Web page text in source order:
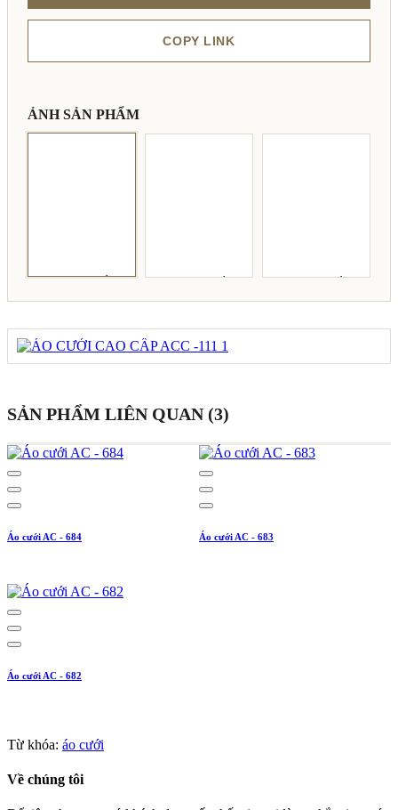
COPY LINK
ẢNH SẢN PHẨM
SẢN PHẨM LIÊN QUAN (3)
Áo cưới AC - 684 Áo cưới AC - 683
Áo cưới AC - 682
Từ khóa: áo cưới
Về chúng tôi